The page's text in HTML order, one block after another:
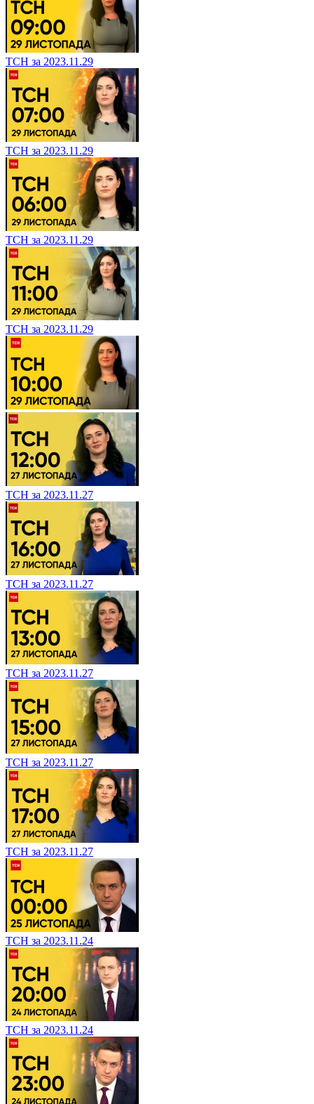
ТСН за 2023.11.29
ТСН за 2023.11.29
ТСН за 2023.11.29
ТСН за 2023.11.29
ТСН за 2023.11.27
ТСН за 2023.11.27
ТСН за 2023.11.27
ТСН за 2023.11.27
ТСН за 2023.11.27
ТСН за 2023.11.24
ТСН за 2023.11.24